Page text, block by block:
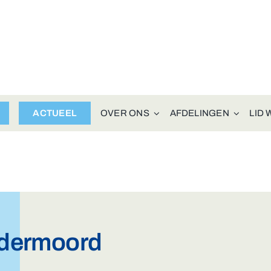
ACTUEEL OVER ONS AFDELINGEN LID